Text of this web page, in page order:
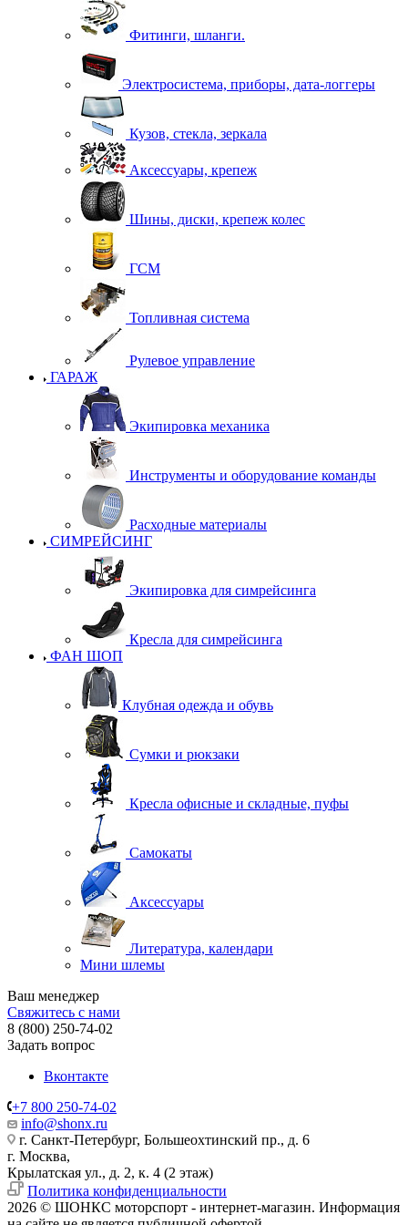
Фитинги, шланги.
Электросистема, приборы, дата-логгеры
Кузов, стекла, зеркала
Аксессуары, крепеж
Шины, диски, крепеж колес
ГСМ
Топливная система
Рулевое управление
ГАРАЖ
Экипировка механика
Инструменты и оборудование команды
Расходные материалы
СИМРЕЙСИНГ
Экипировка для симрейсинга
Кресла для симрейсинга
ФАН ШОП
Клубная одежда и обувь
Сумки и рюкзаки
Кресла офисные и складные, пуфы
Самокаты
Аксессуары
Литература, календари
Мини шлемы
Ваш менеджер
Свяжитесь с нами
8 (800) 250-74-02
Задать вопрос
Вконтакте
+7 800 250-74-02
info@shonx.ru
г. Санкт-Петербург, Большеохтинский пр., д. 6
г. Москва,
Крылатская ул., д. 2, к. 4 (2 этаж)
Политика конфиденциальности
2026 © ШОНКС моторспорт - интернет-магазин. Информация